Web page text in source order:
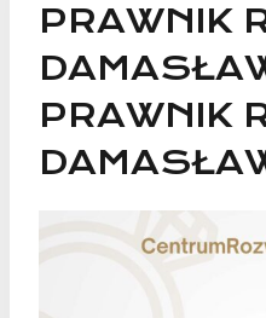
PRAWNIK
PRAWNIK